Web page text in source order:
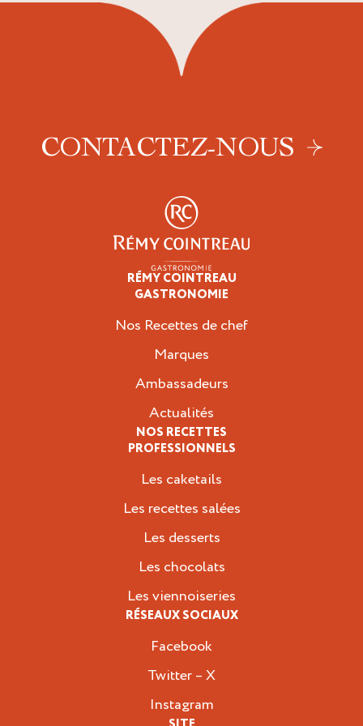
CONTACTEZ-NOUS
RÉMY COINTREAU
GASTRONOMIE
Nos Recettes de chef
Marques
Ambassadeurs
Actualités
NOS RECETTES
PROFESSIONNELS
Les caketails
Les recettes salées
Les desserts
Les chocolats
Les viennoiseries
RÉSEAUX SOCIAUX
Facebook
Twitter – X
Instagram